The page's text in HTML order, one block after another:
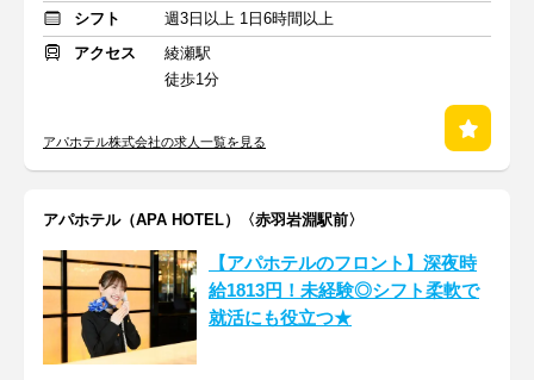
シフト
週3日以上 1日6時間以上
アクセス
綾瀬駅
徒歩1分
アパホテル株式会社の求人一覧を見る
アパホテル（APA HOTEL）〈赤羽岩淵駅前〉
【アパホテルのフロント】深夜時
給1813円！未経験◎シフト柔軟で
就活にも役立つ★